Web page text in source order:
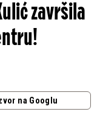
završila
na Googlu